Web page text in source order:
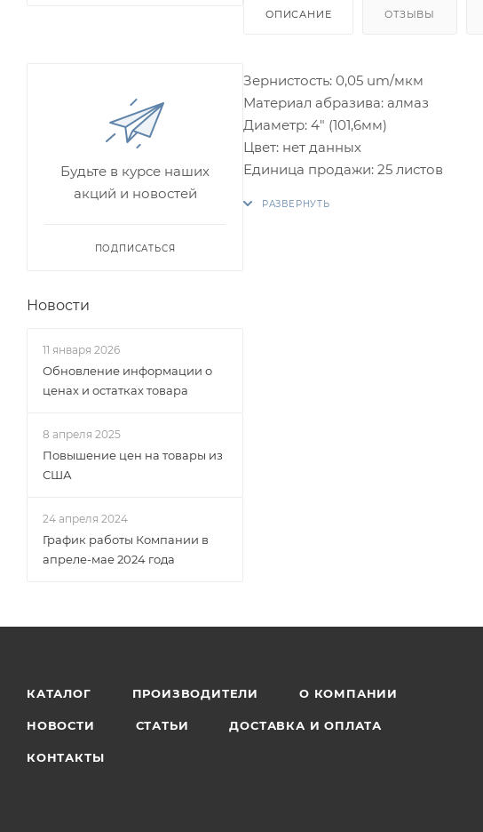
ОПИСАНИЕ ОТЗЫВЫ
Зернистость: 0,05 um/мкм
Материал абразива: алмаз
Диаметр: 4" (101,6мм)
Цвет: нет данных
Единица продажи: 25 листов
Будьте в курсе наших
акций и новостей
ПОДПИСАТЬСЯ
Новости
11 января 2026
Обновление информации о
ценах и остатках товара
8 апреля 2025
Повышение цен на товары из
США
24 апреля 2024
График работы Компании в
апреле-мае 2024 года
КАТАЛОГ ПРОИЗВОДИТЕЛИ О КОМПАНИИ
НОВОСТИ СТАТЬИ ДОСТАВКА И ОПЛАТА
КОНТАКТЫ